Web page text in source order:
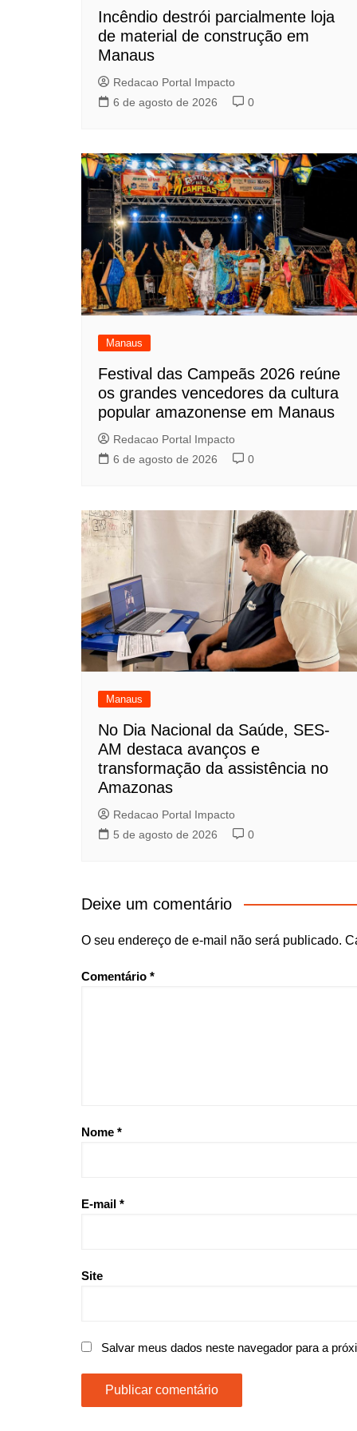
Incêndio destrói parcialmente loja
de material de construção em
Manaus
Redacao Portal Impacto
6 de agosto de 2026
0
Manaus
Festival das Campeãs 2026 reúne
os grandes vencedores da cultura
popular amazonense em Manaus
Redacao Portal Impacto
6 de agosto de 2026
0
Manaus
No Dia Nacional da Saúde, SES-
AM destaca avanços e
transformação da assistência no
Amazonas
Redacao Portal Impacto
5 de agosto de 2026
0
Deixe um comentário
O seu endereço de e-mail não será publicado.
Comentário *
Nome *
E-mail *
Site
Salvar meus dados neste navegador para a